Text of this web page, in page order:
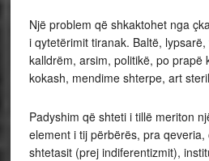
Një problem që shkaktohet nga
i qytetërimit tiranak. Baltë,
kalldrëm, arsim, politikë, po prapë
kokash, mendime shterpe, art
Padyshim që shteti i tillë meriton
element i tij përbërës, pra
shtetasit (prej indiferentizmit),